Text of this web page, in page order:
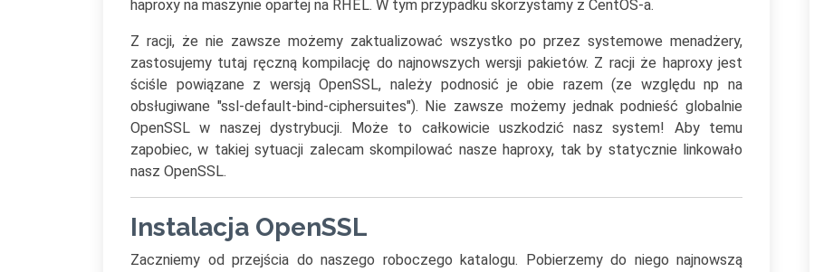
haproxy na maszynie opartej na RHEL. W tym przypadku skorzystamy z CentOS-a.
Z racji, że nie zawsze możemy zaktualizować wszystko po przez systemowe menadżery,
zastosujemy tutaj ręczną kompilację do najnowszych wersji pakietów. Z racji że haproxy jest
ściśle powiązane z wersją OpenSSL, należy podnosić je obie razem (ze względu np na
obsługiwane "ssl-default-bind-ciphersuites"). Nie zawsze możemy jednak podnieść globalnie
OpenSSL w naszej dystrybucji. Może to całkowicie uszkodzić nasz system! Aby temu
zapobiec, w takiej sytuacji zalecam skompilować nasze haproxy, tak by statycznie linkowało
nasz OpenSSL.
Instalacja OpenSSL
Zaczniemy od przejścia do naszego roboczego katalogu. Pobierzemy do niego najnowszą